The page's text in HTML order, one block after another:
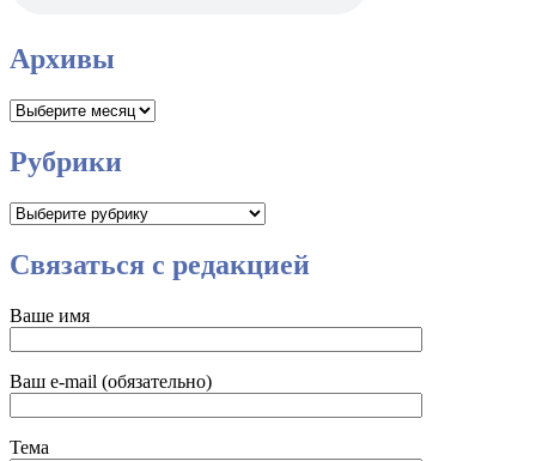
Архивы
Архивы
Рубрики
Рубрики
Связаться с редакцией
Ваше имя
Ваш e-mail (обязательно)
Тема